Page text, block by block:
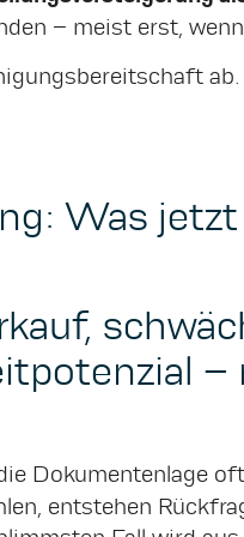
– meist erst,
Was
–
Dokumentenlage
entstehen